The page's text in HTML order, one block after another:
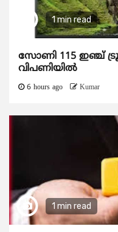
1 min read
സോണി 115 ഇഞ്ച്
വിപണിയിൽ
6 hours ago Kumar
1 min read